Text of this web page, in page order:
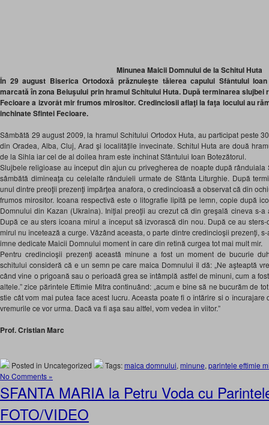
Minunea Maicii Domnului de la Schitul Huta
În 29 august Biserica Ortodoxă prăznuieşte tăierea capului Sfântului
marcată în zona Beiuşului prin hramul Schitului Huta. După terminarea slujbei
Fecioare a izvorât mir frumos mirositor. Credinciosii aflaţi la faţa locului au
inchinate Sfintei Fecioare.
Sâmbătă 29 august 2009, la hramul Schitului Ortodox Huta, au participat peste
din Oradea, Alba, Cluj, Arad şi localităţile invecinate. Schitul Huta are două
de la Sihla iar cel de al doilea hram este închinat Sfântului Ioan Botezătorul.
Slujbele religioase au început din ajun cu privegherea de noapte după rânduiala
sâmbătă dimineaţa cu celelalte rânduieli urmate de Sfânta Liturghie. După
unul dintre preoţii prezenţi împărţea anafora, o credincioasă a observat că din
frumos mirositor. Icoana respectivă este o litografie lipită pe lemn, copie după
Domnului din Kazan (Ukraina). Iniţial preoţii au crezut că din greşală cineva s-
După ce au sters icoana mirul a început să izvorască din nou. După ce au
mirul nu încetează a curge. Văzând aceasta, o parte dintre credincioşii prezenţi,
imne dedicate Maicii Domnului moment în care din retină curgea tot mai mult mir.
Pentru credincioşii prezenţi această minune a fost un moment de bucurie
schitului consideră că e un semn pe care maica Domnului îl dă: „Ne aşteaptă
când vine o prigoană sau o perioadă grea se întâmplă astfel de minuni, cum a
altele.” zice părintele Eftimie Mitra continuând: „acum e bine să ne bucurăm de
stie cât vom mai putea face acest lucru. Aceasta poate fi o întărire si o
vremurile ce vor urma. Dacă va fi aşa sau altfel, vom vedea în viitor.”
Prof. Cristian Marc
Posted in Uncategorized Tags:maica domnului, minune, parintele eftimie
No Comments »
SFANTA MARIA la Petru Voda cu
FOTO/VIDEO